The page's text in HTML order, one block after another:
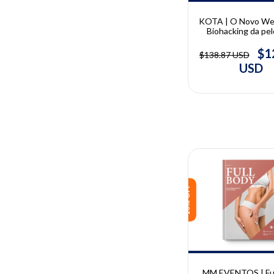
KOTA | O Novo
Biohacking da
$138.87 USD
USD
10% OFF